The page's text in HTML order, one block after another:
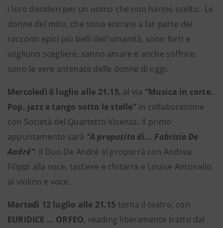
i loro desideri per un uomo che non hanno scelto. Le
donne del mito, che sono entrate a far parte dei
racconti epici più belli dell'umanità, sono forti e
vogliono scegliere, sanno amare e anche soffrire:
sono le vere antenate delle donne di oggi.
Mercoledì 6 luglio alle 21.15, al via “Musica in corte.
Pop, jazz e tango sotto le stelle” in collaborazione
con Società del Quartetto Vicenza. Il primo
appuntamento sarà "A proposito di... Fabrizio De
André": il Duo De André si proporrà con Andrea
Filippi alla voce, tastiere e chitarra e Louise Antonello
al violino e voce.
Martedì 12 luglio alle 21.15 torna il teatro, con
EURIDICE … ORFEO, reading liberamente tratto dal